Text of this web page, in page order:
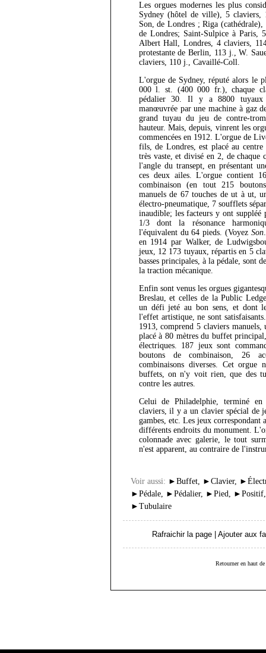
Les orgues modernes les plus
Sydney (hôtel de ville), 5
Son, de Londres ; Riga
de Londres; Saint-Sulpice à Paris,
Albert Hall, Londres, 4 claviers,
protestante de Berlin, 113 j., W.
claviers, 110 j., Cavaillé-Coll.
L'orgue de Sydney, réputé alors le
000 l. st. (400 000 fr.), chaque
pédalier 30. Il y a 8800 tuyaux
manœuvrée par une machine à gaz
grand tuyau du jeu de contre-
hauteur. Mais, depuis, vinrent les
commencées en 1912. L'orgue de
fils, de Londres, est placé au centre
très vaste, et divisé en 2, de
l'angle du transept, en présentant
ces deux ailes. L'orgue contient
combinaison (en tout 215
manuels de 67 touches de ut à ut,
électro-pneumatique, 7 soufflets
inaudible; les facteurs y ont
1/3 dont la résonance
l'équivalent du 64 pieds. (Voyez Son
en 1914 par Walker, de
jeux, 12 173 tuyaux, répartis en 5
basses principales, à la pédale, sont
la traction mécanique.
Enfin sont venus les orgues
Breslau, et celles de la Public
un défi jeté au bon sens, et dont
l'effet artistique, ne sont
1913, comprend 5 claviers
placé à 80 mètres du buffet
électriques. 187 jeux sont
boutons de combinaison, 26
combinaisons diverses. Cet orgue
buffets, on n'y voit rien, que des
contre les autres.
Celui de Philadelphie, terminé
claviers, il y a un clavier spécial de
gambes, etc. Les jeux correspondant
différents endroits du monument.
colonnade avec galerie, le tout
n'est apparent, au contraire de
Voir aussi: ► Buffet, ► Clavier, ►
► Pédale, ► Pédalier, ► Pied, ► Positif
► Tubulaire
Rafraichir la page Ajouter aux
Retourner en haut de